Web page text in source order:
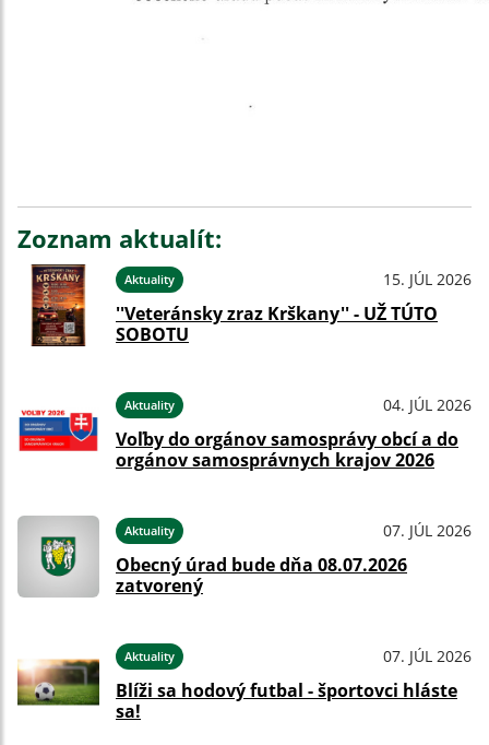
Zoznam aktualít:
Aktuality 15. JÚL 2026
''Veteránsky zraz Krškany'' - UŽ TÚTO
SOBOTU
Aktuality 04. JÚL 2026
Voľby do orgánov samosprávy obcí a do
orgánov samosprávnych krajov 2026
Aktuality 07. JÚL 2026
Obecný úrad bude dňa 08.07.2026
zatvorený
Aktuality 07. JÚL 2026
Blíži sa hodový futbal - športovci hláste
sa!